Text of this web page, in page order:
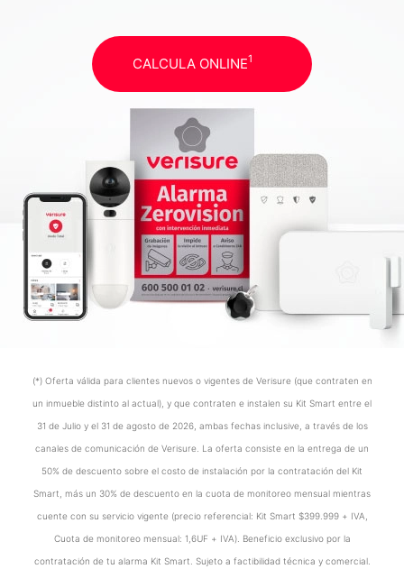
CALCULA ONLINE1
(*) Oferta válida para clientes nuevos o vigentes de Verisure (que contraten en
un inmueble distinto al actual), y que contraten e instalen su Kit Smart entre el
31 de Julio y el 31 de agosto de 2026, ambas fechas inclusive, a través de los
canales de comunicación de Verisure. La oferta consiste en la entrega de un
50% de descuento sobre el costo de instalación por la contratación del Kit
Smart, más un 30% de descuento en la cuota de monitoreo mensual mientras
cuente con su servicio vigente (precio referencial: Kit Smart $399.999 + IVA,
Cuota de monitoreo mensual: 1,6UF + IVA). Beneficio exclusivo por la
contratación de tu alarma Kit Smart. Sujeto a factibilidad técnica y comercial.